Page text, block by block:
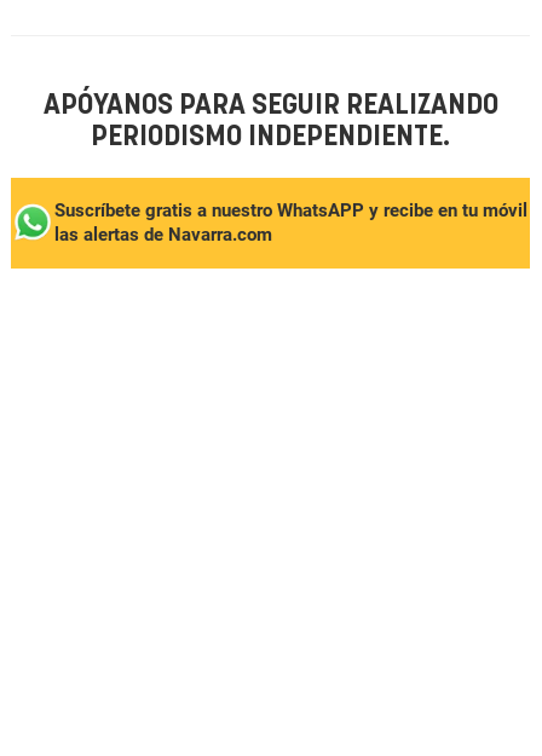
APÓYANOS PARA SEGUIR REALIZANDO
PERIODISMO INDEPENDIENTE.
Suscríbete gratis a nuestro WhatsAPP y recibe en tu móvil
las alertas de Navarra.com